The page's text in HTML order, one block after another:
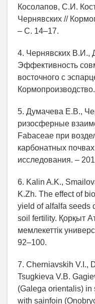
Косолапов, С.И.
Чернявских //
– С. 14–17.
4. Чернявских В.И.,
Эффективность
восточного с
5. Думачева Е.В.,
ризосферные
Fabaceae при
карбонатных
исследования. –
6. Kalin A.K.,
K.Zh. The effect of
yield of alfalfa seeds
soil fertility. Қорқыт
мемлекеттiк
92–100.
7. Cherniavskih V.I.,
Tsugkieva V.B.
(Galega orientalis)
with sainfoin